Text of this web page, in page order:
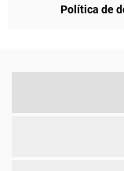
Política de